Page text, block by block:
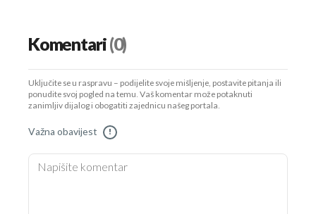
Komentari(0)
Uključite se u raspravu – podijelite svoje mišljenje, postavite pitanja ili
ponudite svoj pogled na temu. Vaš komentar može potaknuti
zanimljiv dijalog i obogatiti zajednicu našeg portala.
Važna obavijest !